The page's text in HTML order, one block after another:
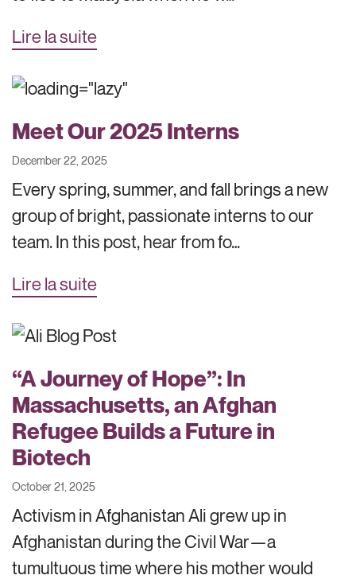
Lire la suite
Meet Our 2025 Interns
December 22, 2025
Every spring, summer, and fall brings a new
group of bright, passionate interns to our
team. In this post, hear from fo…
Lire la suite
“A Journey of Hope”: In
Massachusetts, an Afghan
Refugee Builds a Future in
Biotech
October 21, 2025
Activism in Afghanistan Ali grew up in
Afghanistan during the Civil War—a
tumultuous time where his mother would